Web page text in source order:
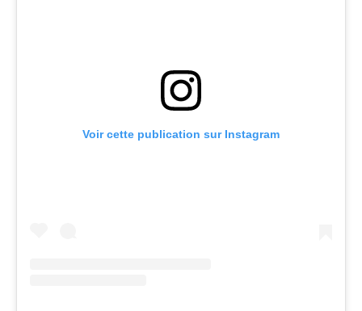
Voir cette publication sur Instagram